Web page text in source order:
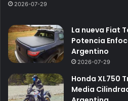
2026-07-29
La nueva Fiat
Potencia
Argentino
2026-07-29
Honda XL750
Media